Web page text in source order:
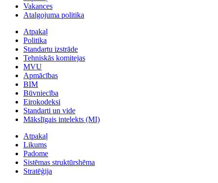
Vakances
Atalgojuma politika
Atpakaļ
Politika
Standartu izstrāde
Tehniskās komitejas
MVU
Apmācības
BIM
Būvniecība
Eirokodeksi
Standarti un vide
Mākslīgais intelekts (MI)
Atpakaļ
Likums
Padome
Sistēmas struktūrshēma
Stratēģija